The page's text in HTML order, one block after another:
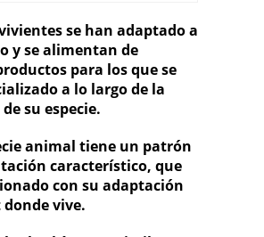
se han adaptado a
y se alimentan de
para los que se
a lo largo de la
su especie.
animal tiene un patrón
característico, que
con su adaptación
vive.